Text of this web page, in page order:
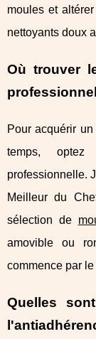
moules et
nettoyants doux
Où trouver
Pour acquérir
temps,
professionnelle.
Meilleur du
sélection de
amovible ou
commence par
Quelles